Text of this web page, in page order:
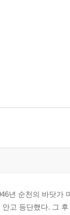
년 순천의 바닷가
안고 등단했다. 그